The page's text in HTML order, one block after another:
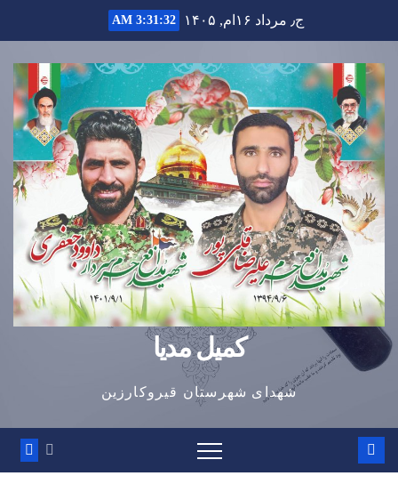
to
content
ج٫ مرداد ۱۶ام, ۱۴۰۵ 3:31:32 AM
کمیل مدیا
شهدای شهرستان قیروکارزین